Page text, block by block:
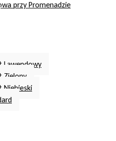
przy Promenadzie
Lawendowy
Zielony
Niebieski